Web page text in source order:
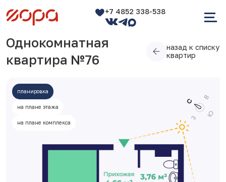
+7 4852 338-538
Однокомнатная
квартира №76
назад к списку
квартир
планировка
на плане этажа
на плане комплекса